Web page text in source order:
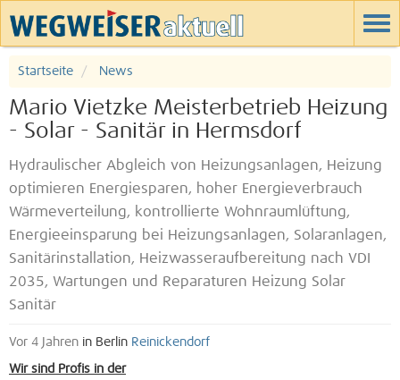
Startseite News
Mario Vietzke Meisterbetrieb Heizung
- Solar - Sanitär in Hermsdorf
Hydraulischer Abgleich von Heizungsanlagen, Heizung
optimieren Energiesparen, hoher Energieverbrauch
Wärmeverteilung, kontrollierte Wohnraumlüftung,
Energieeinsparung bei Heizungsanlagen, Solaranlagen,
Sanitärinstallation, Heizwasseraufbereitung nach VDI
2035, Wartungen und Reparaturen Heizung Solar
Sanitär
Vor 4 Jahren in Berlin Reinickendorf
Wir sind Profis in der